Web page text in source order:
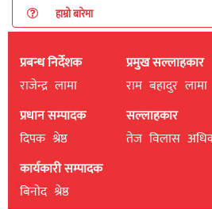
हाम्रो बारेमा
प्रबन्ध निर्देशक
राजेन्द्र लामा
प्रधान सम्पादक
दिपक श्रेष्ठ
कार्यकारी सम्पादक
बिनाेद श्रेष्ठ
प्रमुख सल्लाहकार
राम बहादुर लामा
सल्लाहकार
तेज विलास